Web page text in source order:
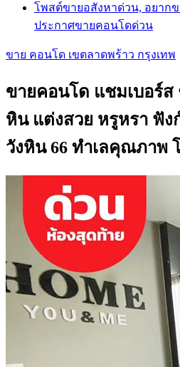
โพสต์ขายอสังหาด่วน, อยาก
ประกาศขายคอนโดด่วน
ขาย คอนโด เขตลาดพร้าว กรุงเทพ
ขายคอนโด แชมเบอร์ส
หิน แต่งสวย หรูหรา ฟั
วังหิน 66 ทำเลคุณภาพ โ